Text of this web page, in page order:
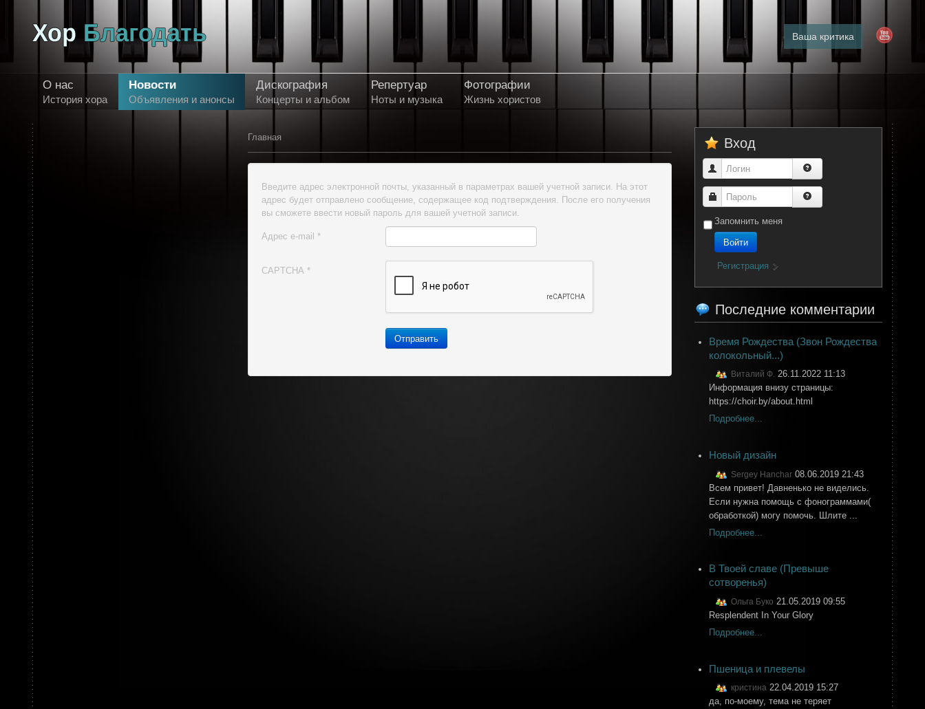
Ваша критика
О нас
История хора
Новости
Объявления и анонсы
Дискография
Концерты и альбом
Репертуар
Ноты и музыка
Фотографии
Жизнь хористов
Главная
Введите адрес электронной почты, указанный в параметрах вашей учетной записи. На этот
адрес будет отправлено сообщение, содержащее код подтверждения. После его получения
вы сможете ввести новый пароль для вашей учетной записи.
Адрес e-mail *
CAPTCHA*
Отправить
Вход
Логин
Пароль
Запомнить меня
Войти
Регистрация
Последние комментарии
Время Рождества (Звон Рождества
колокольный...)
Виталий Ф. 26.11.2022 11:13
Информация внизу страницы:
https://choir.by/about.html
Подробнее...
Новый дизайн
Sergey Hanchar 08.06.2019 21:43
Всем привет! Давненько не виделись.
Если нужна помощь с фонограммами(
обработкой) могу помочь. Шлите ...
Подробнее...
В Твоей славе (Превыше
сотворенья)
Ольга Буко 21.05.2019 09:55
Resplendent In Your Glory
Подробнее...
Пшеница и плевелы
кристина 22.04.2019 15:27
да, по-моему, тема не теряет